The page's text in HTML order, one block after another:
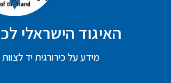
האיגוד הישראלי
מידע על כירורגית יד